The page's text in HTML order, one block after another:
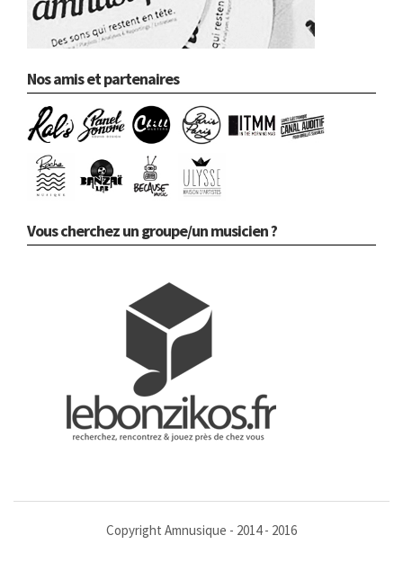
Nos amis et partenaires
Vous cherchez un groupe/un musicien ?
Copyright Amnusique - 2014 - 2016